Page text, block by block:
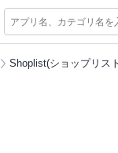
Shoplist(ショップリス